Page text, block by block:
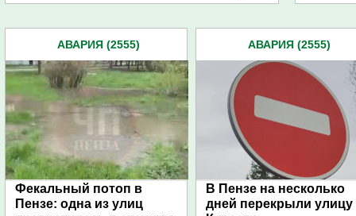
АВАРИЯ (2555)
Фекальный потоп в
Пензе: одна из улиц
АВАРИЯ (2555)
В Пензе на несколько
дней перекрыли улицу